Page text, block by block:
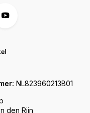
den Rijn
NL823960213B01